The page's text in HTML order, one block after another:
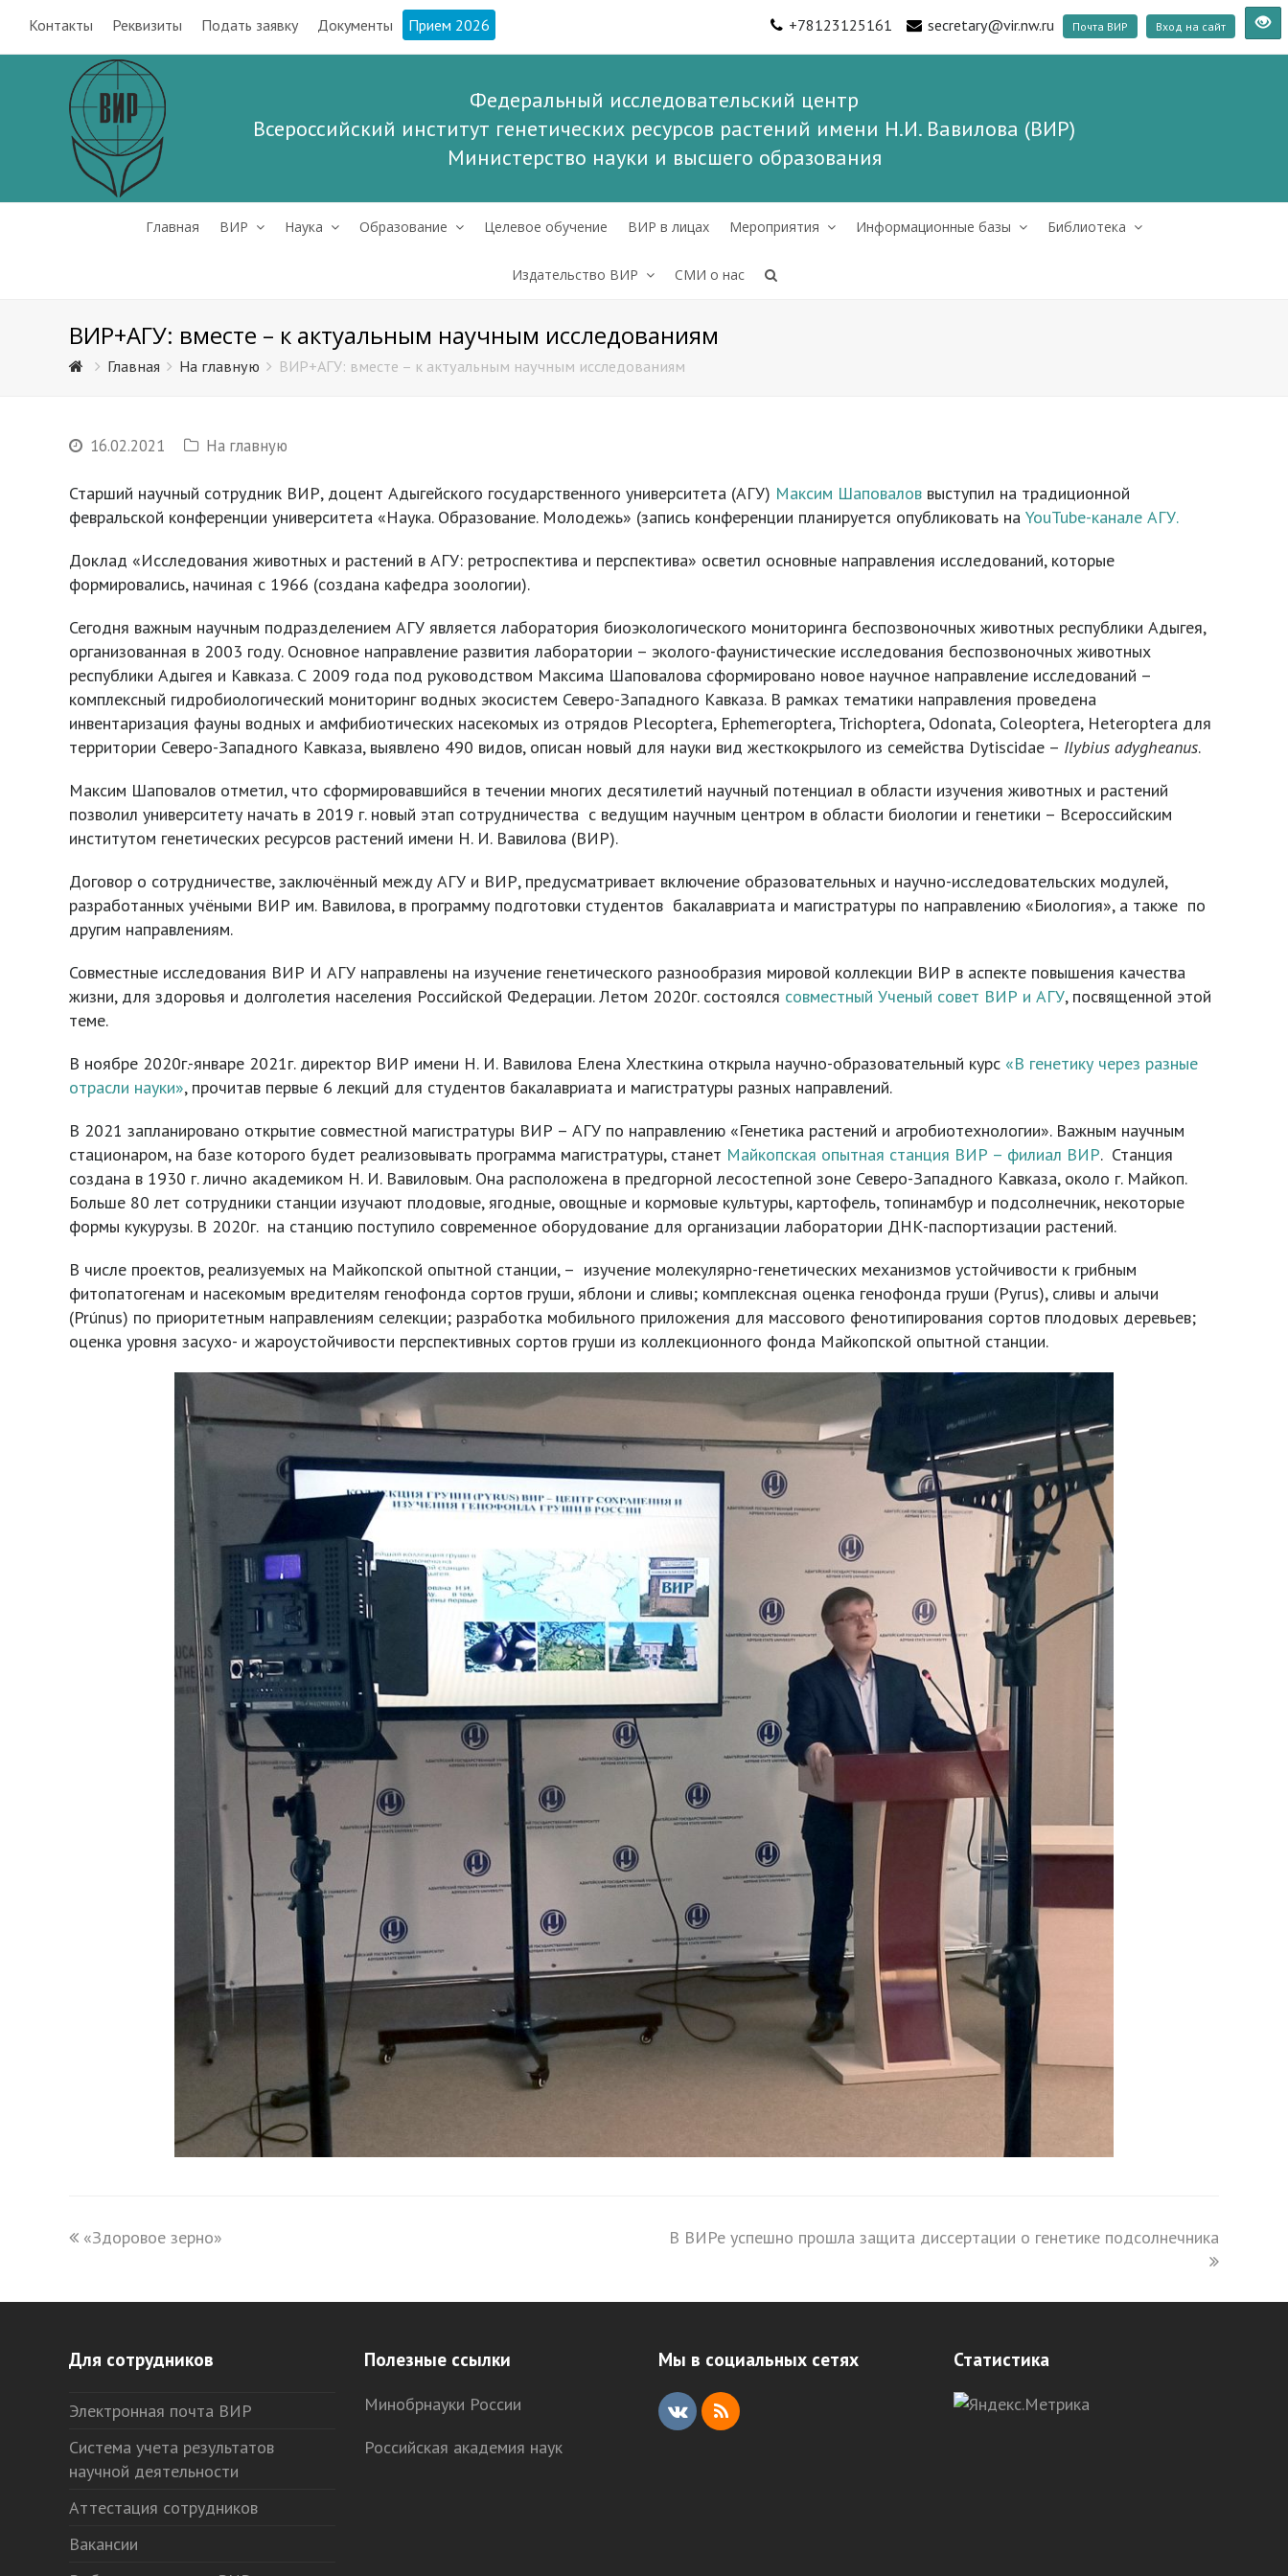
Контакты Реквизиты Подать заявку Документы Прием 2026 +78123125161 secretary@vir.nw.ru Почта ВИР Вход на сайт
Федеральный исследовательский центр
Всероссийский институт генетических ресурсов растений имени Н.И. Вавилова (ВИР)
Министерство науки и высшего образования
Главная ВИР Наука Образование Целевое обучение ВИР в лицах Мероприятия Информационные базы Библиотека
Издательство ВИР СМИ о нас
ВИР+АГУ: вместе – к актуальным научным исследованиям
Главная На главную ВИР+АГУ: вместе – к актуальным научным исследованиям
16.02.2021 На главную
Старший научный сотрудник ВИР, доцент Адыгейского государственного университета (АГУ) Максим Шаповалов выступил на традиционной
февральской конференции университета «Наука. Образование. Молодежь» (запись конференции планируется опубликовать на YouTube-канале АГУ.
Доклад «Исследования животных и растений в АГУ: ретроспектива и перспектива» осветил основные направления исследований, которые
формировались, начиная с 1966 (создана кафедра зоологии).
Сегодня важным научным подразделением АГУ является лаборатория биоэкологического мониторинга беспозвоночных животных республики Адыгея,
организованная в 2003 году. Основное направление развития лаборатории – эколого-фаунистические исследования беспозвоночных животных
республики Адыгея и Кавказа. С 2009 года под руководством Максима Шаповалова сформировано новое научное направление исследований –
комплексный гидробиологический мониторинг водных экосистем Северо-Западного Кавказа. В рамках тематики направления проведена
инвентаризация фауны водных и амфибиотических насекомых из отрядов Plecoptera, Ephemeroptera, Trichoptera, Odonata, Coleoptera, Heteroptera для
территории Северо-Западного Кавказа, выявлено 490 видов, описан новый для науки вид жесткокрылого из семейства Dytiscidae – Ilybius adygheanus.
Максим Шаповалов отметил, что сформировавшийся в течении многих десятилетий научный потенциал в области изучения животных и растений
позволил университету начать в 2019 г. новый этап сотрудничества с ведущим научным центром в области биологии и генетики – Всероссийским
институтом генетических ресурсов растений имени Н. И. Вавилова (ВИР).
Договор о сотрудничестве, заключённый между АГУ и ВИР, предусматривает включение образовательных и научно-исследовательских модулей,
разработанных учёными ВИР им. Вавилова, в программу подготовки студентов бакалавриата и магистратуры по направлению «Биология», а также по
другим направлениям.
Совместные исследования ВИР И АГУ направлены на изучение генетического разнообразия мировой коллекции ВИР в аспекте повышения качества
жизни, для здоровья и долголетия населения Российской Федерации. Летом 2020г. состоялся совместный Ученый совет ВИР и АГУ, посвященной этой
теме.
В ноябре 2020г.-январе 2021г. директор ВИР имени Н. И. Вавилова Елена Хлесткина открыла научно-образовательный курс «В генетику через разные
отрасли науки», прочитав первые 6 лекций для студентов бакалавриата и магистратуры разных направлений.
В 2021 запланировано открытие совместной магистратуры ВИР – АГУ по направлению «Генетика растений и агробиотехнологии». Важным научным
стационаром, на базе которого будет реализовывать программа магистратуры, станет Майкопская опытная станция ВИР – филиал ВИР. Станция
создана в 1930 г. лично академиком Н. И. Вавиловым. Она расположена в предгорной лесостепной зоне Северо-Западного Кавказа, около г. Майкоп.
Больше 80 лет сотрудники станции изучают плодовые, ягодные, овощные и кормовые культуры, картофель, топинамбур и подсолнечник, некоторые
формы кукурузы. В 2020г. на станцию поступило современное оборудование для организации лаборатории ДНК-паспортизации растений.
В числе проектов, реализуемых на Майкопской опытной станции, – изучение молекулярно-генетических механизмов устойчивости к грибным
фитопатогенам и насекомым вредителям генофонда сортов груши, яблони и сливы; комплексная оценка генофонда груши (Pyrus), сливы и алычи
(Prúnus) по приоритетным направлениям селекции; разработка мобильного приложения для массового фенотипирования сортов плодовых деревьев;
оценка уровня засухо- и жароустойчивости перспективных сортов груши из коллекционного фонда Майкопской опытной станции.
previous
«Здоровое зерно»
next
В ВИРе успешно прошла защита диссертации о генетике подсолнечника
Для сотрудников
Электронная почта ВИР
Система учета результатов
научной деятельности
Аттестация сотрудников
Вакансии
Полезные ссылки
Минобрнауки России
Российская академия наук
Мы в социальных сетях
V
R
Статистика